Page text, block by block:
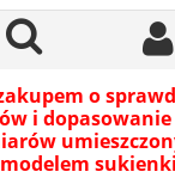
o
i
modelem